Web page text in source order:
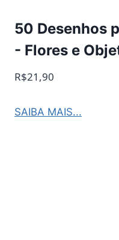
50 Desenhos
- Flores e
R$21,90
SAIBA MAIS...